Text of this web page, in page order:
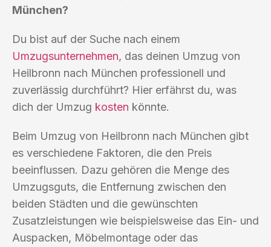
München?
Du bist auf der Suche nach einem
Umzugsunternehmen, das deinen Umzug von
Heilbronn nach München professionell und
zuverlässig durchführt? Hier erfährst du, was
dich der Umzug kosten könnte.
Beim Umzug von Heilbronn nach München gibt
es verschiedene Faktoren, die den Preis
beeinflussen. Dazu gehören die Menge des
Umzugsguts, die Entfernung zwischen den
beiden Städten und die gewünschten
Zusatzleistungen wie beispielsweise das Ein- und
Auspacken, Möbelmontage oder das